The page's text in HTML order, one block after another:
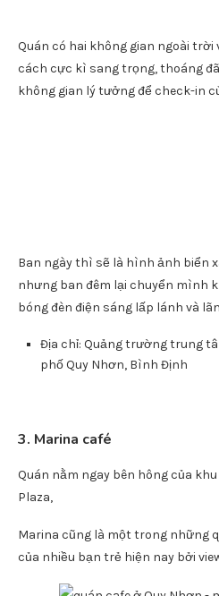
Ban ngày thì sẽ là hình ảnh biển
nhưng ban đêm lại chuyển mình
bóng đèn điện sáng lấp lánh và
Địa chỉ: Quảng trường trung